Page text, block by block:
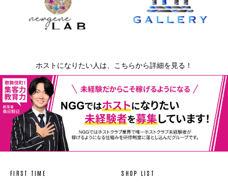
ホストになりたい人は、こちらから詳細を見る！
FIRST TIME SHOP LIST